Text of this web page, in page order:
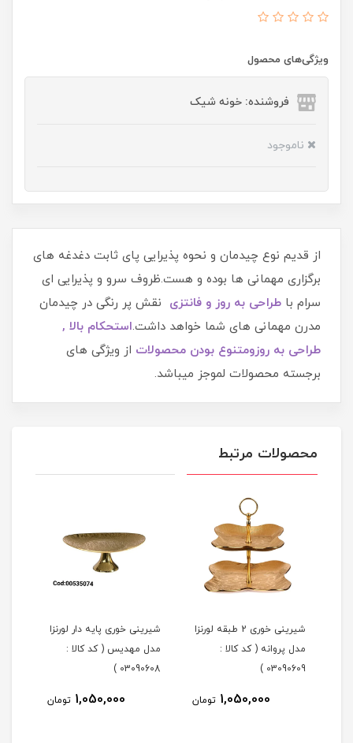
ویژگی‌های محصول
فروشنده: خونه شیک
ناموجود
از قدیم نوع چیدمان و نحوه پذیرایی پای ثابت دغدغه های
برگزاری مهمانی ها بوده و هست.ظروف سرو و پذیرایی ای
سرام با طراحی به روز و فانتزی نقش پر رنگی در چیدمان
مدرن مهمانی های شما خواهد داشت.استحکام بالا ,
طراحی به روزومتنوع بودن محصولات از ویژگی های
برجسته محصولات لموجز میباشد.
محصولات مرتبط
شیرینی خوری 2 طبقه لورنزا
مدل پروانه ( کد کالا :
03090609 )
1,050,000 تومان
شیرینی خوری پایه دار لورنزا
مدل مهدیس ( کد کالا :
03090608 )
1,050,000 تومان